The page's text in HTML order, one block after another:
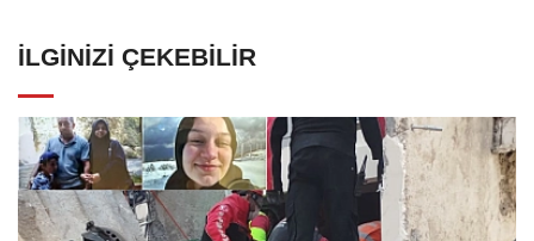
İLGINIZI ÇEKEBILIR